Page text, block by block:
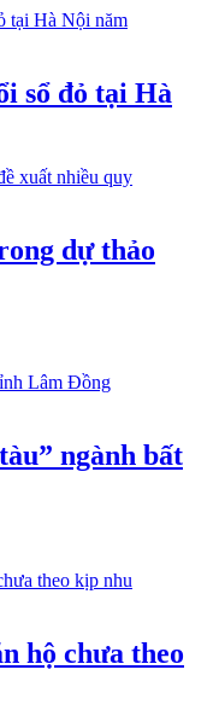
sổ đỏ tại Hà
dự thảo
ngành bất
hộ chưa theo